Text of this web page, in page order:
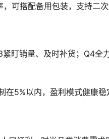
可搭配备用包装，支持二
盯销量、及时补货；Q4全
5%以内，盈利模式健康稳